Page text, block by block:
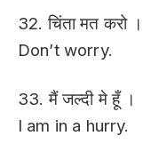
32. चिंता मत करो ।
Don’t worry.
33. मैं जल्दी मे हूँ ।
I am in a hurry.